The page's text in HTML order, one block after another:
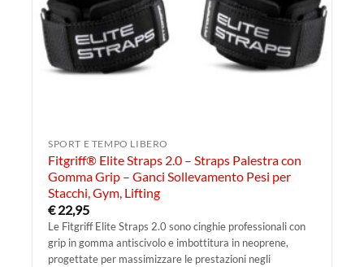
SPORT E TEMPO LIBERO
Fitgriff® Elite Straps 2.0 – Straps Palestra con
Gomma Grip – Ganci Sollevamento Pesi per
Stacchi, Gym, Lifting
€22,95
Le Fitgriff Elite Straps 2.0 sono cinghie professionali con
grip in gomma antiscivolo e imbottitura in neoprene,
progettate per massimizzare le prestazioni negli